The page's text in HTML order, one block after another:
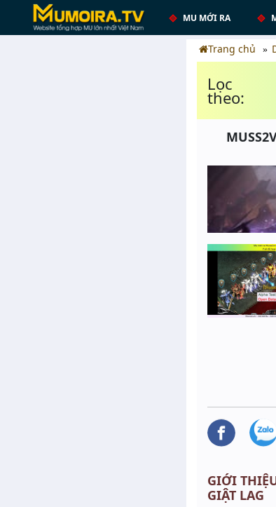
MU MỚI RA
Trang chủ
Lọc
theo:
GIỚI
GIẬT LAG